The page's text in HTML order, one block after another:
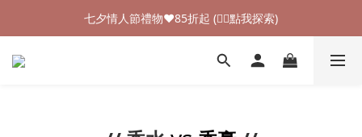
加入新會員領$100購物金💰 (👉🏻點我領取)
七夕情人節禮物❤85折起 (👉🏻點我探索)
加入新會員領$100購物金💰 (👉🏻點我領取)